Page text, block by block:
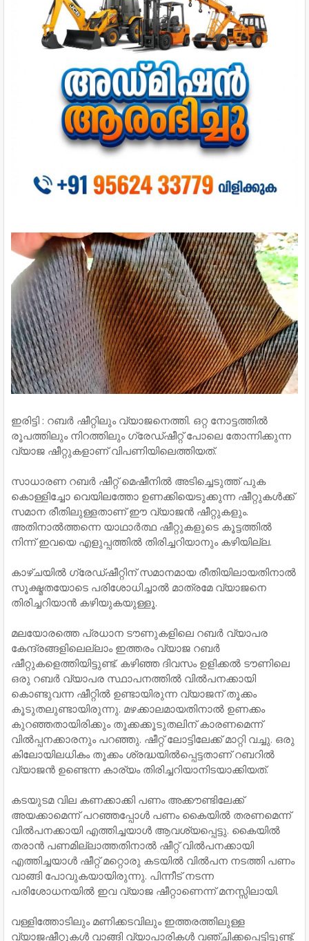
ഇരിട്ടി : റബർ ഷീറ്റിലും വ്യാജനെത്തി. ഒറ്റ നോട്ടത്തില്‍
രൂപത്തിലും നിറത്തിലും ഗ്രേഡ്ഷീറ്റ് പോലെ തോന്നിക്കുന്ന
വ്യാജ ഷീറ്റുകളാണ് വിപണിയിലെത്തിയത്.
സാധാരണ റബർ ഷീറ്റ് മെഷീനില്‍ അടിച്ചെടുത്ത് പുക
കൊള്ളിച്ചോ വെയിലത്തോ ഉണക്കിയെടുക്കുന്ന ഷീറ്റുകള്‍ക്ക്
സമാന രീതിലുള്ളതാണ് ഈ വ്യാജൻ ഷീറ്റുകളും.
അതിനാല്‍ത്തന്നെ യാഥാർത്ഥ ഷീറ്റുകളുടെ കൂട്ടത്തില്‍
നിന്ന് ഇവയെ എളുപ്പത്തില്‍ തിരിച്ചറിയാനും കഴിയില്ല.
കാഴ്ചയില്‍ ഗ്രേഡ്ഷീറ്റിന് സമാനമായ രീതിയിലായതിനാല്‍
സൂക്ഷ്മതയോടെ പരിശോധിച്ചാല്‍ മാത്രമേ വ്യാജനെ
തിരിച്ചറിയാൻ കഴിയുകയുള്ളൂ.
മലയോരത്തെ പ്രധാന ടൗണുകളിലെ റബർ വ്യാപര
കേന്ദ്രങ്ങളിലെല്ലാം ഇത്തരം വ്യാജ റബർ
ഷീറ്റുകളെത്തിയിട്ടുണ്ട്. കഴിഞ്ഞ ദിവസം ഉളിക്കല്‍ ടൗണിലെ
ഒരു റബർ വ്യാപര സ്ഥാപനത്തില്‍ വില്‍പനക്കായി
കൊണ്ടുവന്ന ഷീറ്റില്‍ ഉണ്ടായിരുന്ന വ്യാജന് തൂക്കം
കൂടുതലുണ്ടായിരുന്നു. മഴക്കാലമായതിനാല്‍ ഉണക്കം
കുറഞ്ഞതായിരിക്കും തൂക്കക്കൂടുതലിന് കാരണമെന്ന്
വിൽപ്പനക്കാരനും പറഞ്ഞു. ഷീറ്റ് ലോട്ടിലേക്ക് മാറ്റി വച്ചു. ഒരു
കിലോയിലധികം തൂക്കം ശ്രദ്ധയില്‍പ്പെട്ടതാണ് റബറില്‍
വ്യാജൻ ഉണ്ടെന്ന കാര്യം തിരിച്ചറിയാനിടയാക്കിയത്.
കടയുടമ വില കണക്കാക്കി പണം അക്കൗണ്ടിലേക്ക്
അയക്കാമെന്ന് പറഞ്ഞപ്പോള്‍ പണം കൈയില്‍ തരണമെന്ന്
വില്‍പനക്കായി എത്തിച്ചയാള്‍ ആവശ്യപ്പെട്ടു. കൈയില്‍
തരാൻ പണമില്ലാത്തതിനാല്‍ ഷീറ്റ് വില്‍പനക്കായി
എത്തിച്ചയാള്‍ ഷീറ്റ് മറ്റൊരു കടയില്‍ വില്‍പന നടത്തി പണം
വാങ്ങി പോവുകയായിരുന്നു. പിന്നീട് നടന്ന
പരിശോധനയിൽ ഇവ വ്യാജ ഷീറ്റാണെന്ന് മനസ്സിലായി.
വള്ളിത്തോടിലും മണിക്കടവിലും ഇത്തരത്തിലുള്ള
വ്യാജഷീറ്റുകള്‍ വാങ്ങി വ്യാപാരികള്‍ വഞ്ചിക്കപ്പെട്ടിട്ടുണ്ട്.